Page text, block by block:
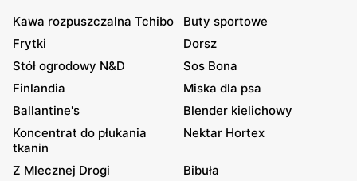
Kawa rozpuszczalna Tchibo
Buty sportowe
Frytki
Dorsz
Stół ogrodowy N&D
Sos Bona
Finlandia
Miska dla psa
Ballantine's
Blender kielichowy
Koncentrat do płukania
tkanin
Nektar Hortex
Z Mlecznej Drogi
Bibuła